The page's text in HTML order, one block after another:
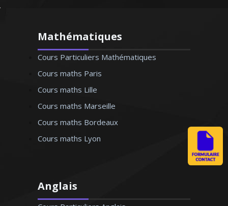
Mathématiques
Cours Particuliers Mathématiques
Cours maths Paris
Cours maths Lille
Cours maths Marseille
Cours maths Bordeaux
Cours maths Lyon
Anglais